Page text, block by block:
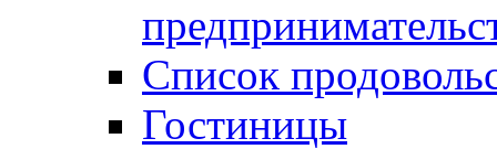
Список
Гостиницы